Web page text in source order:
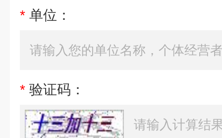
* 单位：
* 验证码：